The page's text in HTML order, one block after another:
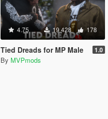
4.75 19 428 178
Tied Dreads for MP Male 1.0
By MVPmods